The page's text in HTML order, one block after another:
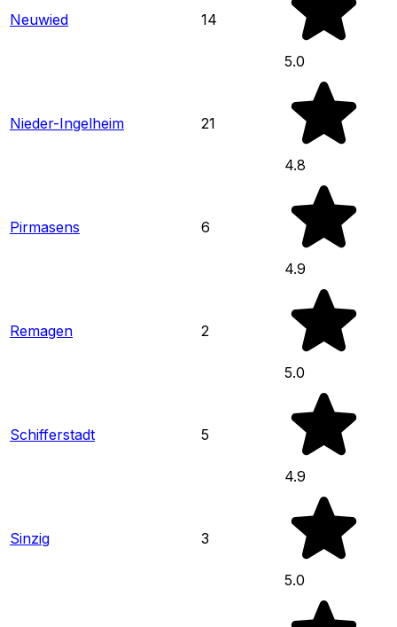
Neuwied 14
5.0
Nieder-Ingelheim 21
4.8
Pirmasens 6
4.9
Remagen 2
5.0
Schifferstadt 5
4.9
Sinzig 3
5.0